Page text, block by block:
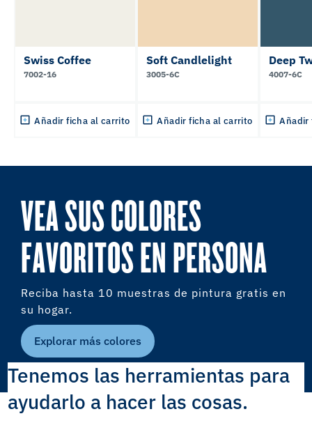
Swiss Coffee
7002-16
Añadir ficha al carrito
Soft Candlelight
3005-6C
Añadir ficha al carrito
Deep
4007-6C
Añadir
VEA SUS COLORES
FAVORITOS EN PERSONA
Reciba hasta 10 muestras de pintura gratis en
su hogar.
Explorar más colores
Tenemos las herramientas para
ayudarlo a hacer las cosas.